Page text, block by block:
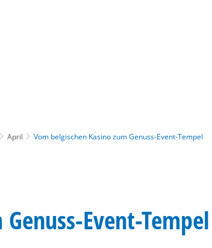
April Vom belgischen Kasino zum Genuss-Event-Tempel
Event-Tempel